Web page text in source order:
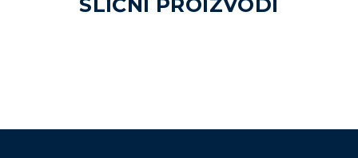
SLIČNI PROIZVODI